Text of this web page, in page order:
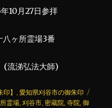
10月27日参拝
ヶ所霊場3番
流涕弘法大師)
印】 ,愛知県刈谷市の御朱印
霊場 ,刈谷市 密蔵院 ,寺院 ,御